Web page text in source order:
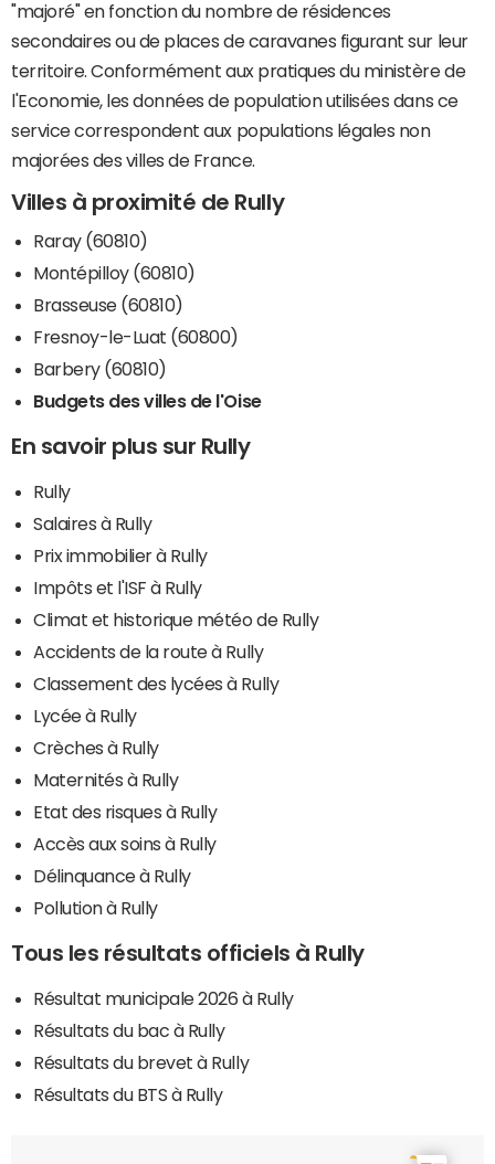
"majoré" en fonction du nombre de résidences
secondaires ou de places de caravanes figurant sur leur
territoire. Conformément aux pratiques du ministère de
l'Economie, les données de population utilisées dans ce
service correspondent aux populations légales non
majorées des villes de France.
Villes à proximité de Rully
Raray (60810)
Montépilloy (60810)
Brasseuse (60810)
Fresnoy-le-Luat (60800)
Barbery (60810)
Budgets des villes de l'Oise
En savoir plus sur Rully
Rully
Salaires à Rully
Prix immobilier à Rully
Impôts et l'ISF à Rully
Climat et historique météo de Rully
Accidents de la route à Rully
Classement des lycées à Rully
Lycée à Rully
Crèches à Rully
Maternités à Rully
Etat des risques à Rully
Accès aux soins à Rully
Délinquance à Rully
Pollution à Rully
Tous les résultats officiels à Rully
Résultat municipale 2026 à Rully
Résultats du bac à Rully
Résultats du brevet à Rully
Résultats du BTS à Rully